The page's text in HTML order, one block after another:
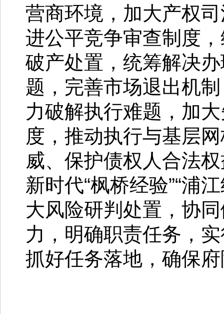
营商环境，加大产权
进公平竞争审查制度
破产处置，统筹解决
题，完善市场退出机
力破解执行难题，加
度，推动执行与基层
威、保护债权人合法
新时代“枫桥经验”“浦
大风险研判处置，协
力，明确职责任务，
抓好任务落地，确保